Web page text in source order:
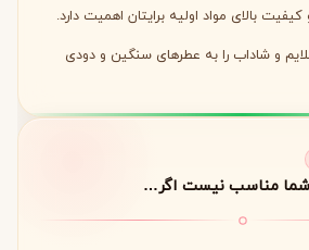
و شاداب را به عطرهای سنگین و دودی
شما مناسب نیست اگر…